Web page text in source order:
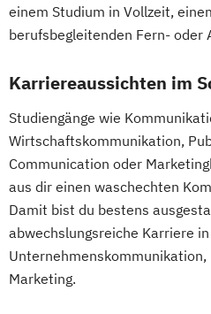
einem Studium in Vollzeit,
berufsbegleitenden Fern- oder
Karriereaussichten im
Studiengänge wie
Wirtschaftskommunikation,
Communication oder
aus dir einen waschechten
Damit bist du bestens
abwechslungsreiche Karriere
Unternehmenskommunikation,
Marketing.